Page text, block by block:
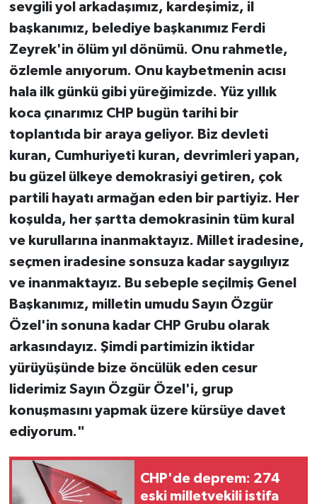
sevgili yol arkadaşımız, kardeşimiz, il
başkanımız, belediye başkanımız Ferdi
Zeyrek'in ölüm yıl dönümü. Onu rahmetle,
özlemle anıyorum. Onu kaybetmenin acısı
hala ilk günkü gibi yüreğimizde. Yüz yıllık
koca çınarımız CHP bugün tarihi bir
toplantıda bir araya geliyor. Biz devleti
kuran, Cumhuriyeti kuran, devrimleri yapan,
bu güzel ülkeye demokrasiyi getiren, çok
partili hayatı armağan eden bir partiyiz. Her
koşulda, her şartta demokrasinin tüm kural
ve kurullarına inanmaktayız. Millet iradesine,
seçmen iradesine sonsuza kadar saygılıyız
ve inanmaktayız. Bu sebeple seçilmiş Genel
Başkanımız, milletin umudu Sayın Özgür
Özel'in sonuna kadar CHP Grubu olarak
arkasındayız. Şimdi partimizin iktidar
yürüyüşünde bize öncülük eden cesur
liderimiz Sayın Özgür Özel'i, grup
konuşmasını yapmak üzere kürsüye davet
ediyorum."
CHP'de deprem: 274
eski milletvekili istifa